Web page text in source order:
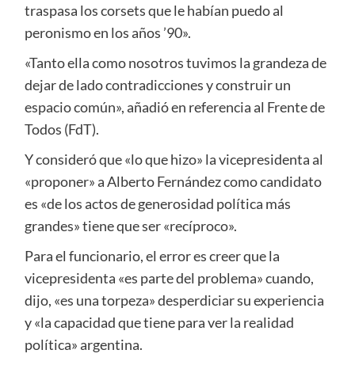
traspasa los corsets que le habían puedo al
peronismo en los años ’90».
«Tanto ella como nosotros tuvimos la grandeza de
dejar de lado contradicciones y construir un
espacio común», añadió en referencia al Frente de
Todos (FdT).
Y consideró que «lo que hizo» la vicepresidenta al
«proponer» a Alberto Fernández como candidato
es «de los actos de generosidad política más
grandes» tiene que ser «recíproco».
Para el funcionario, el error es creer que la
vicepresidenta «es parte del problema» cuando,
dijo, «es una torpeza» desperdiciar su experiencia
y «la capacidad que tiene para ver la realidad
política» argentina.